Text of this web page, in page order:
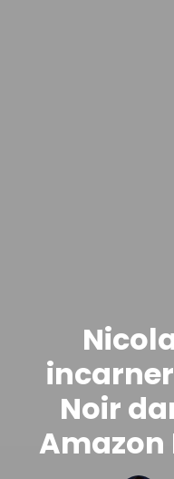
Noir
Amazon